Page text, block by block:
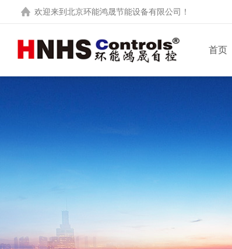
欢迎来到 北京环能鸿晟节能设备有限公司 ！
首页